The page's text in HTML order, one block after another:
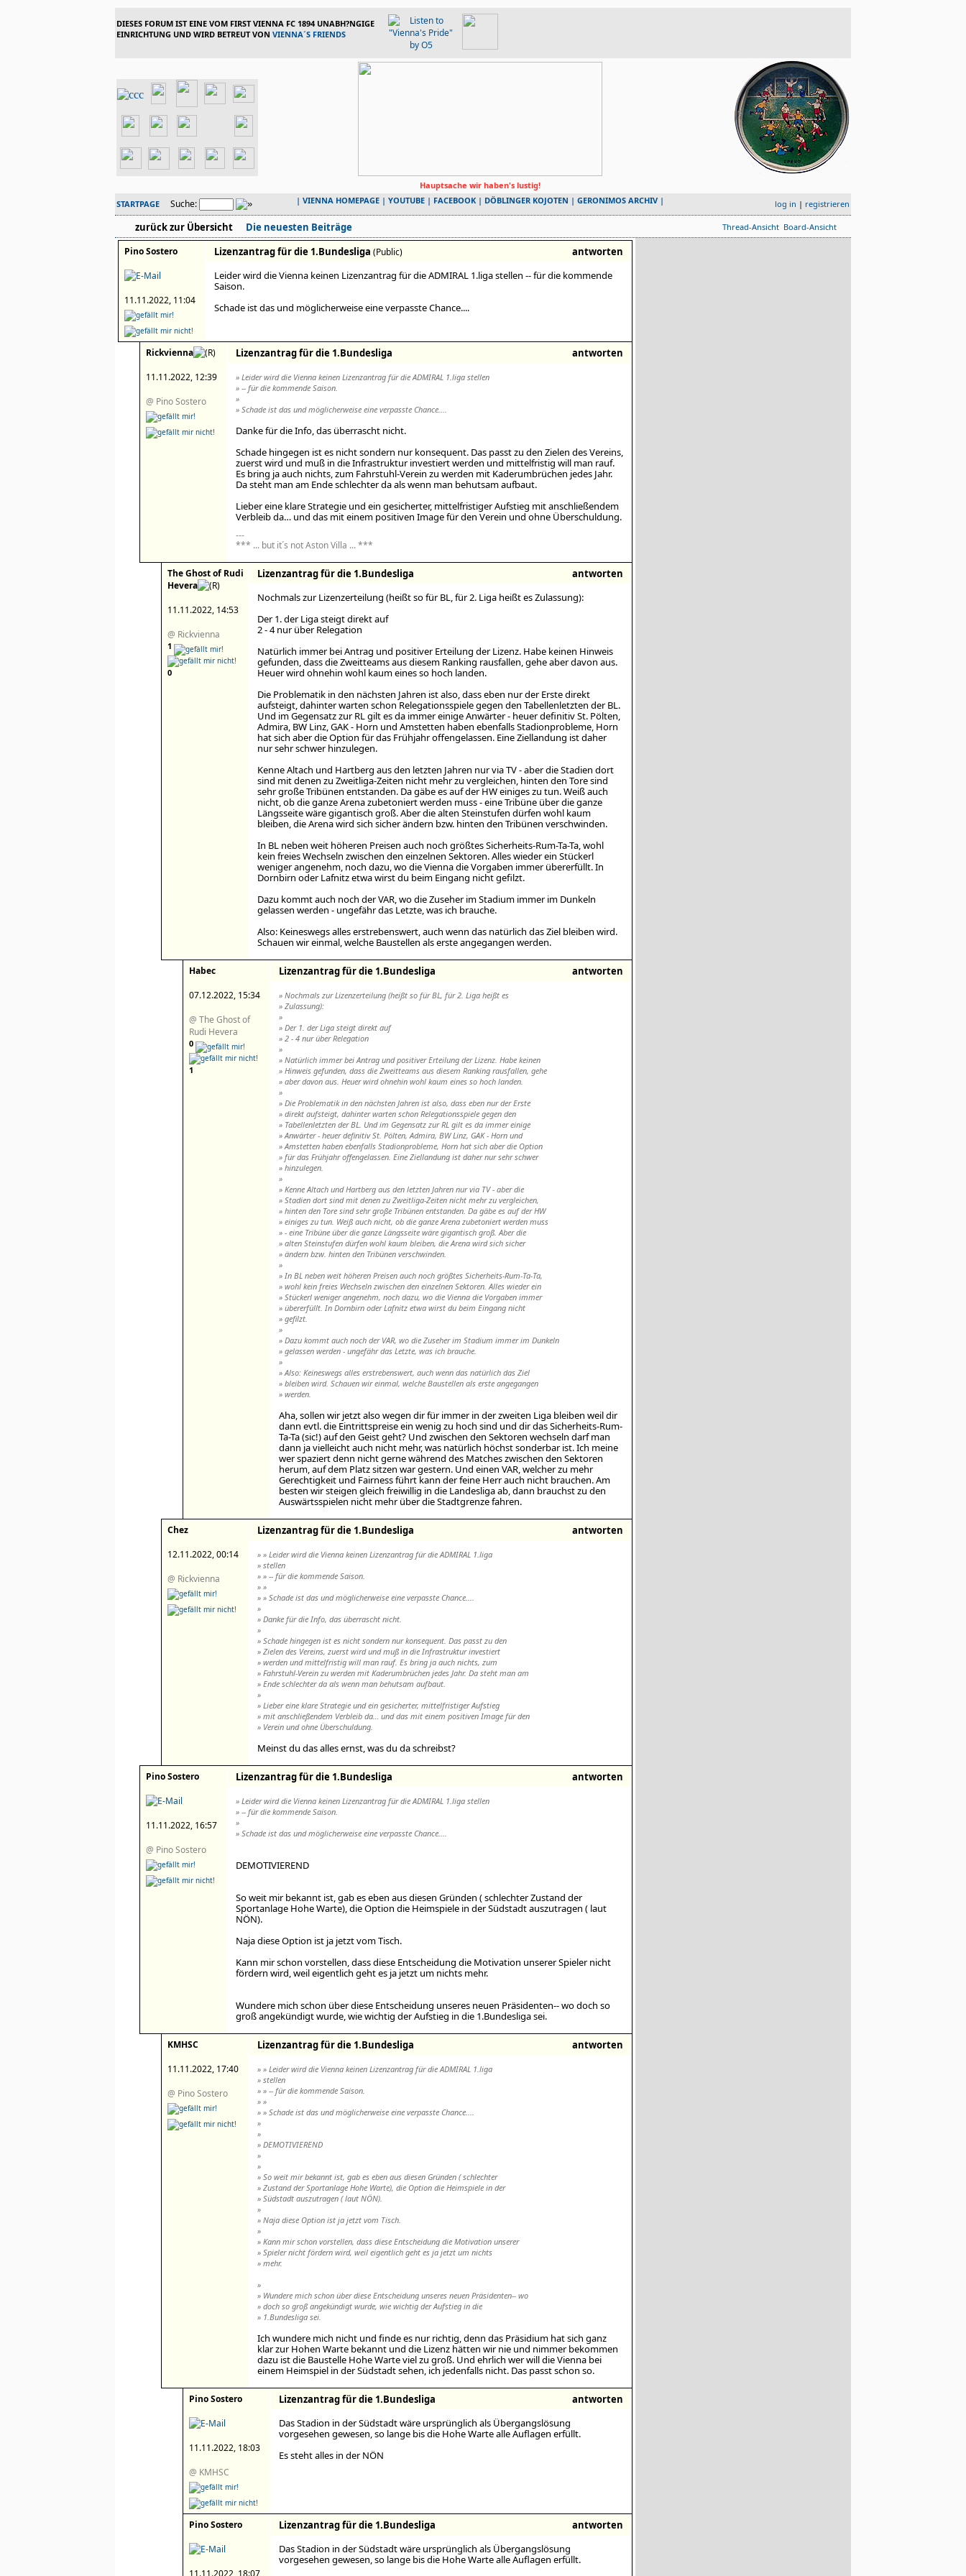
DIESES FORUM IST EINE VOM FIRST VIENNA FC 1894 UNABH?NGIGE
EINRICHTUNG UND WIRD BETREUT VON VIENNA´S FRIENDS
Hauptsache wir haben's lustig!
STARTPAGE
Suche: | VIENNA HOMEPAGE | YOUTUBE | FACEBOOK | DÖBLINGER KOJOTEN | GERONIMOS ARCHIV | log in | registrieren
zurück zur Übersicht Die neuesten Beiträge Thread-Ansicht Board-Ansicht
Pino Sostero
11.11.2022, 11:04
Lizenzantrag für die 1.Bundesliga (Public)
antworten
Leider wird die Vienna keinen Lizenzantrag für die ADMIRAL 1.liga stellen -- für die kommende
Saison.
Schade ist das und möglicherweise eine verpasste Chance....
Rickvienna
11.11.2022, 12:39
@ Pino Sostero
Lizenzantrag für die 1.Bundesliga antworten
» Leider wird die Vienna keinen Lizenzantrag für die ADMIRAL 1.liga stellen
» -- für die kommende Saison.
»
» Schade ist das und möglicherweise eine verpasste Chance....
Danke für die Info, das überrascht nicht.
Schade hingegen ist es nicht sondern nur konsequent. Das passt zu den Zielen des Vereins,
zuerst wird und muß in die Infrastruktur investiert werden und mittelfristig will man rauf.
Es bring ja auch nichts, zum Fahrstuhl-Verein zu werden mit Kaderumbrüchen jedes Jahr.
Da steht man am Ende schlechter da als wenn man behutsam aufbaut.
Lieber eine klare Strategie und ein gesicherter, mittelfristiger Aufstieg mit anschließendem
Verbleib da… und das mit einem positiven Image für den Verein und ohne Überschuldung.
---
*** ... but it´s not Aston Villa ... ***
The Ghost of Rudi
Hevera
11.11.2022, 14:53
@ Rickvienna
1
0
Lizenzantrag für die 1.Bundesliga
antworten
Nochmals zur Lizenzerteilung (heißt so für BL, für 2. Liga heißt es Zulassung):
Der 1. der Liga steigt direkt auf
2 - 4 nur über Relegation
Natürlich immer bei Antrag und positiver Erteilung der Lizenz. Habe keinen Hinweis
gefunden, dass die Zweitteams aus diesem Ranking rausfallen, gehe aber davon aus.
Heuer wird ohnehin wohl kaum eines so hoch landen.
Die Problematik in den nächsten Jahren ist also, dass eben nur der Erste direkt
aufsteigt, dahinter warten schon Relegationsspiele gegen den Tabellenletzten der BL.
Und im Gegensatz zur RL gilt es da immer einige Anwärter - heuer definitiv St. Pölten,
Admira, BW Linz, GAK - Horn und Amstetten haben ebenfalls Stadionprobleme, Horn
hat sich aber die Option für das Frühjahr offengelassen. Eine Ziellandung ist daher
nur sehr schwer hinzulegen.
Kenne Altach und Hartberg aus den letzten Jahren nur via TV - aber die Stadien dort
sind mit denen zu Zweitliga-Zeiten nicht mehr zu vergleichen, hinten den Tore sind
sehr große Tribünen entstanden. Da gäbe es auf der HW einiges zu tun. Weiß auch
nicht, ob die ganze Arena zubetoniert werden muss - eine Tribüne über die ganze
Längsseite wäre gigantisch groß. Aber die alten Steinstufen dürfen wohl kaum
bleiben, die Arena wird sich sicher ändern bzw. hinten den Tribünen verschwinden.
In BL neben weit höheren Preisen auch noch größtes Sicherheits-Rum-Ta-Ta, wohl
kein freies Wechseln zwischen den einzelnen Sektoren. Alles wieder ein Stückerl
weniger angenehm, noch dazu, wo die Vienna die Vorgaben immer übererfüllt. In
Dornbirn oder Lafnitz etwa wirst du beim Eingang nicht gefilzt.
Dazu kommt auch noch der VAR, wo die Zuseher im Stadium immer im Dunkeln
gelassen werden - ungefähr das Letzte, was ich brauche.
Also: Keineswegs alles erstrebenswert, auch wenn das natürlich das Ziel bleiben wird.
Schauen wir einmal, welche Baustellen als erste angegangen werden.
Habec
07.12.2022, 15:34
@ The Ghost of
Rudi Hevera
0
1
Lizenzantrag für die 1.Bundesliga antworten
» Nochmals zur Lizenzerteilung (heißt so für BL, für 2. Liga heißt es
» Zulassung):
»
» Der 1. der Liga steigt direkt auf
» 2 - 4 nur über Relegation
»
» Natürlich immer bei Antrag und positiver Erteilung der Lizenz. Habe keinen
» Hinweis gefunden, dass die Zweitteams aus diesem Ranking rausfallen, gehe
» aber davon aus. Heuer wird ohnehin wohl kaum eines so hoch landen.
»
» Die Problematik in den nächsten Jahren ist also, dass eben nur der Erste
» direkt aufsteigt, dahinter warten schon Relegationsspiele gegen den
» Tabellenletzten der BL. Und im Gegensatz zur RL gilt es da immer einige
» Anwärter - heuer definitiv St. Pölten, Admira, BW Linz, GAK - Horn und
» Amstetten haben ebenfalls Stadionprobleme, Horn hat sich aber die Option
» für das Frühjahr offengelassen. Eine Ziellandung ist daher nur sehr schwer
» hinzulegen.
»
» Kenne Altach und Hartberg aus den letzten Jahren nur via TV - aber die
» Stadien dort sind mit denen zu Zweitliga-Zeiten nicht mehr zu vergleichen,
» hinten den Tore sind sehr große Tribünen entstanden. Da gäbe es auf der HW
» einiges zu tun. Weiß auch nicht, ob die ganze Arena zubetoniert werden muss
» - eine Tribüne über die ganze Längsseite wäre gigantisch groß. Aber die
» alten Steinstufen dürfen wohl kaum bleiben, die Arena wird sich sicher
» ändern bzw. hinten den Tribünen verschwinden.
»
» In BL neben weit höheren Preisen auch noch größtes Sicherheits-Rum-Ta-Ta,
» wohl kein freies Wechseln zwischen den einzelnen Sektoren. Alles wieder ein
» Stückerl weniger angenehm, noch dazu, wo die Vienna die Vorgaben immer
» übererfüllt. In Dornbirn oder Lafnitz etwa wirst du beim Eingang nicht
» gefilzt.
»
» Dazu kommt auch noch der VAR, wo die Zuseher im Stadium immer im Dunkeln
» gelassen werden - ungefähr das Letzte, was ich brauche.
»
» Also: Keineswegs alles erstrebenswert, auch wenn das natürlich das Ziel
» bleiben wird. Schauen wir einmal, welche Baustellen als erste angegangen
» werden.
Aha, sollen wir jetzt also wegen dir für immer in der zweiten Liga bleiben weil dir
dann evtl. die Eintrittspreise ein wenig zu hoch sind und dir das Sicherheits-Rum-
Ta-Ta (sic!) auf den Geist geht? Und zwischen den Sektoren wechseln darf man
dann ja vielleicht auch nicht mehr, was natürlich höchst sonderbar ist. Ich meine
wer spaziert denn nicht gerne während des Matches zwischen den Sektoren
herum, auf dem Platz sitzen war gestern. Und einen VAR, welcher zu mehr
Gerechtigkeit und Fairness führt kann der feine Herr auch nicht brauchen. Am
besten wir steigen gleich freiwillig in die Landesliga ab, dann brauchst zu den
Auswärtsspielen nicht mehr über die Stadtgrenze fahren.
Chez
12.11.2022, 00:14
@ Rickvienna
Lizenzantrag für die 1.Bundesliga antworten
» » Leider wird die Vienna keinen Lizenzantrag für die ADMIRAL 1.liga
» stellen
» » -- für die kommende Saison.
» »
» » Schade ist das und möglicherweise eine verpasste Chance....
»
» Danke für die Info, das überrascht nicht.
»
» Schade hingegen ist es nicht sondern nur konsequent. Das passt zu den
» Zielen des Vereins, zuerst wird und muß in die Infrastruktur investiert
» werden und mittelfristig will man rauf. Es bring ja auch nichts, zum
» Fahrstuhl-Verein zu werden mit Kaderumbrüchen jedes Jahr. Da steht man am
» Ende schlechter da als wenn man behutsam aufbaut.
»
» Lieber eine klare Strategie und ein gesicherter, mittelfristiger Aufstieg
» mit anschließendem Verbleib da… und das mit einem positiven Image für den
» Verein und ohne Überschuldung.
Meinst du das alles ernst, was du da schreibst?
Pino Sostero
11.11.2022, 16:57
@ Pino Sostero
Lizenzantrag für die 1.Bundesliga antworten
» Leider wird die Vienna keinen Lizenzantrag für die ADMIRAL 1.liga stellen
» -- für die kommende Saison.
»
» Schade ist das und möglicherweise eine verpasste Chance....
DEMOTIVIEREND
So weit mir bekannt ist, gab es eben aus diesen Gründen ( schlechter Zustand der
Sportanlage Hohe Warte), die Option die Heimspiele in der Südstadt auszutragen ( laut
NÖN).
Naja diese Option ist ja jetzt vom Tisch.
Kann mir schon vorstellen, dass diese Entscheidung die Motivation unserer Spieler nicht
fördern wird, weil eigentlich geht es ja jetzt um nichts mehr.
Wundere mich schon über diese Entscheidung unseres neuen Präsidenten-- wo doch so
groß angekündigt wurde, wie wichtig der Aufstieg in die 1.Bundesliga sei.
KMHSC
11.11.2022, 17:40
@ Pino Sostero
Lizenzantrag für die 1.Bundesliga antworten
» » Leider wird die Vienna keinen Lizenzantrag für die ADMIRAL 1.liga
» stellen
» » -- für die kommende Saison.
» »
» » Schade ist das und möglicherweise eine verpasste Chance....
»
»
» DEMOTIVIEREND
»
»
» So weit mir bekannt ist, gab es eben aus diesen Gründen ( schlechter
» Zustand der Sportanlage Hohe Warte), die Option die Heimspiele in der
» Südstadt auszutragen ( laut NÖN).
»
» Naja diese Option ist ja jetzt vom Tisch.
»
» Kann mir schon vorstellen, dass diese Entscheidung die Motivation unserer
» Spieler nicht fördern wird, weil eigentlich geht es ja jetzt um nichts
» mehr.
»
» Wundere mich schon über diese Entscheidung unseres neuen Präsidenten-- wo
» doch so groß angekündigt wurde, wie wichtig der Aufstieg in die
» 1.Bundesliga sei.
Ich wundere mich nicht und finde es nur richtig, denn das Präsidium hat sich ganz
klar zur Hohen Warte bekannt und die Lizenz hätten wir nie und nimmer bekommen
dazu ist die Baustelle Hohe Warte viel zu groß. Und ehrlich wer will die Vienna bei
einem Heimspiel in der Südstadt sehen, ich jedenfalls nicht. Das passt schon so.
Pino Sostero
11.11.2022, 18:03
@ KMHSC
Lizenzantrag für die 1.Bundesliga
antworten
Das Stadion in der Südstadt wäre ursprünglich als Übergangslösung
vorgesehen gewesen, so lange bis die Hohe Warte alle Auflagen erfüllt.
Es steht alles in der NÖN
Pino Sostero
11.11.2022, 18:07
Lizenzantrag für die 1.Bundesliga
antworten
Das Stadion in der Südstadt wäre ursprünglich als Übergangslösung
vorgesehen gewesen, so lange bis die Hohe Warte alle Auflagen erfüllt.